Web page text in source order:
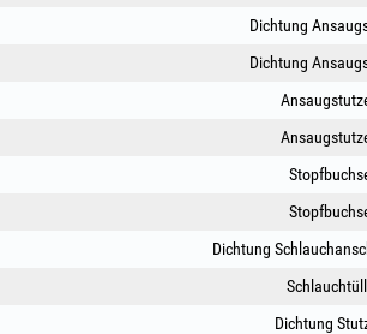
Dichtung
Dichtung
Dichtung
Dichtung